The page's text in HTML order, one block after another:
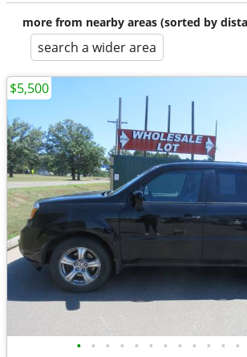
more from nearby areas (sorted by
search a wider area
• • • • • • • • • • • •
$5,500